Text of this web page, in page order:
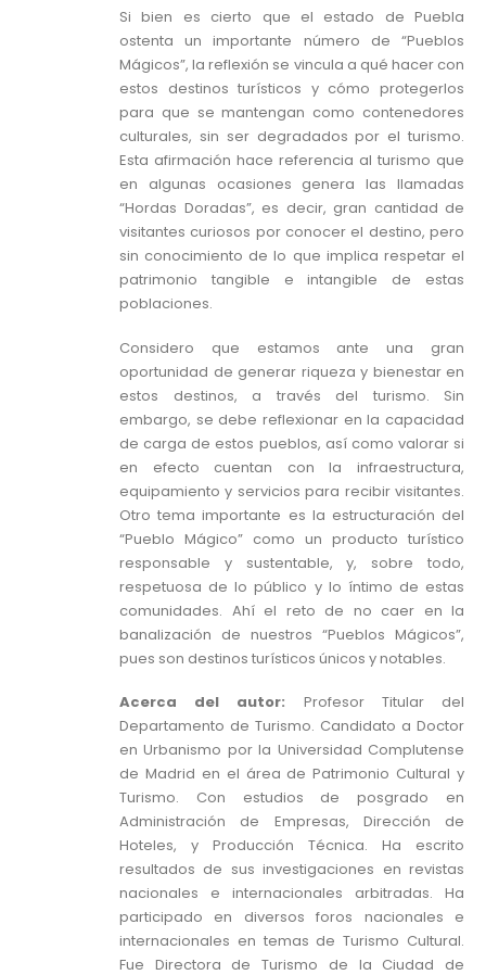
Si bien es cierto que el estado de Puebla
ostenta un importante número de “Pueblos
Mágicos”, la reflexión se vincula a qué hacer con
estos destinos turísticos y cómo protegerlos
para que se mantengan como contenedores
culturales, sin ser degradados por el turismo.
Esta afirmación hace referencia al turismo que
en algunas ocasiones genera las llamadas
“Hordas Doradas”, es decir, gran cantidad de
visitantes curiosos por conocer el destino, pero
sin conocimiento de lo que implica respetar el
patrimonio tangible e intangible de estas
poblaciones.
Considero que estamos ante una gran
oportunidad de generar riqueza y bienestar en
estos destinos, a través del turismo. Sin
embargo, se debe reflexionar en la capacidad
de carga de estos pueblos, así como valorar si
en efecto cuentan con la infraestructura,
equipamiento y servicios para recibir visitantes.
Otro tema importante es la estructuración del
“Pueblo Mágico” como un producto turístico
responsable y sustentable, y, sobre todo,
respetuosa de lo público y lo íntimo de estas
comunidades. Ahí el reto de no caer en la
banalización de nuestros “Pueblos Mágicos”,
pues son destinos turísticos únicos y notables.
Acerca del autor: Profesor Titular del
Departamento de Turismo. Candidato a Doctor
en Urbanismo por la Universidad Complutense
de Madrid en el área de Patrimonio Cultural y
Turismo. Con estudios de posgrado en
Administración de Empresas, Dirección de
Hoteles, y Producción Técnica. Ha escrito
resultados de sus investigaciones en revistas
nacionales e internacionales arbitradas. Ha
participado en diversos foros nacionales e
internacionales en temas de Turismo Cultural.
Fue Directora de Turismo de la Ciudad de